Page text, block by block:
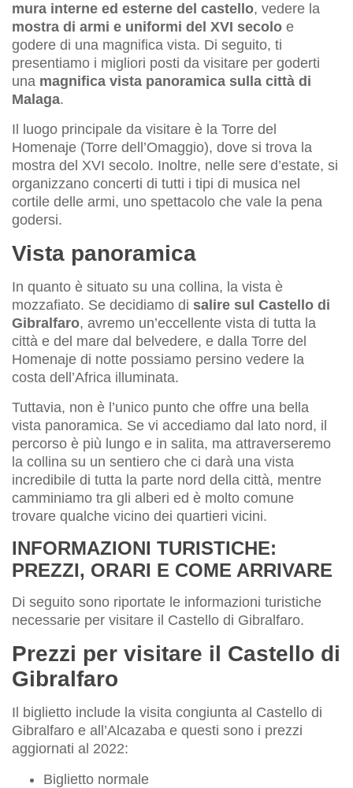
mura interne ed esterne del castello, vedere la
mostra di armi e uniformi del XVI secolo e
godere di una magnifica vista. Di seguito, ti
presentiamo i migliori posti da visitare per goderti
una magnifica vista panoramica sulla città di
Malaga.
Il luogo principale da visitare è la Torre del
Homenaje (Torre dell’Omaggio), dove si trova la
mostra del XVI secolo. Inoltre, nelle sere d’estate, si
organizzano concerti di tutti i tipi di musica nel
cortile delle armi, uno spettacolo che vale la pena
godersi.
Vista panoramica
In quanto è situato su una collina, la vista è
mozzafiato. Se decidiamo di salire sul Castello di
Gibralfaro, avremo un’eccellente vista di tutta la
città e del mare dal belvedere, e dalla Torre del
Homenaje di notte possiamo persino vedere la
costa dell’Africa illuminata.
Tuttavia, non è l’unico punto che offre una bella
vista panoramica. Se vi accediamo dal lato nord, il
percorso è più lungo e in salita, ma attraverseremo
la collina su un sentiero che ci darà una vista
incredibile di tutta la parte nord della città, mentre
camminiamo tra gli alberi ed è molto comune
trovare qualche vicino dei quartieri vicini.
INFORMAZIONI TURISTICHE:
PREZZI, ORARI E COME ARRIVARE
Di seguito sono riportate le informazioni turistiche
necessarie per visitare il Castello di Gibralfaro.
Prezzi per visitare il Castello di
Gibralfaro
Il biglietto include la visita congiunta al Castello di
Gibralfaro e all’Alcazaba e questi sono i prezzi
aggiornati al 2022:
Biglietto normale